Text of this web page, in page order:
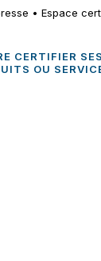
• Espace
CERTIFIER SES
OU